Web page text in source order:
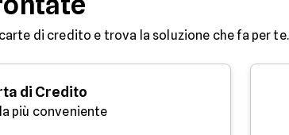
di credito e trova la soluzione che fa per te.
di Credito
più conveniente